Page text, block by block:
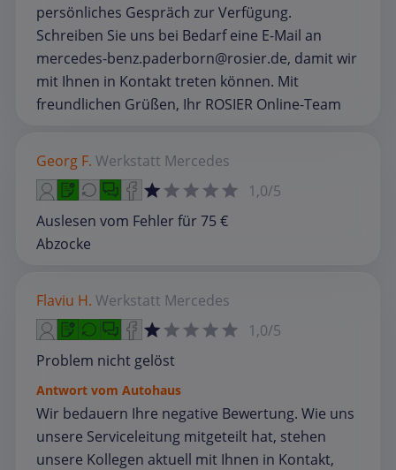
persönliches Gespräch zur Verfügung.
Schreiben Sie uns bei Bedarf eine E-Mail an
mercedes-benz.paderborn@rosier.de, damit wir
mit Ihnen in Kontakt treten können. Mit
freundlichen Grüßen, Ihr ROSIER Online-Team
Georg F. Werkstatt Mercedes
1,0/5
Auslesen vom Fehler für 75 €
Abzocke
Flaviu H. Werkstatt Mercedes
1,0/5
Problem nicht gelöst
Antwort vom Autohaus
Wir bedauern Ihre negative Bewertung. Wie uns
unsere Serviceleitung mitgeteilt hat, stehen
unsere Kollegen aktuell mit Ihnen in Kontakt,